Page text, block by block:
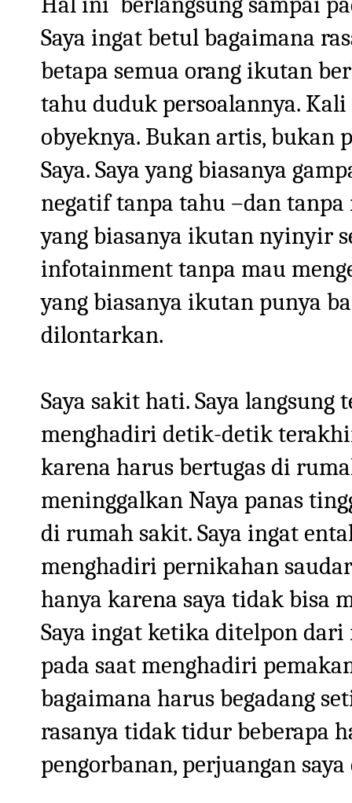
Saya ingat betul bagaimana
betapa semua orang ikutan
tahu duduk persoalannya.
obyeknya. Bukan artis, bukan
Saya. Saya yang biasanya
negatif tanpa tahu –dan tanpa
yang biasanya ikutan nyinyir
infotainment tanpa mau
yang biasanya ikutan punya
dilontarkan.
Saya sakit hati. Saya
menghadiri detik-detik
karena harus bertugas di
meninggalkan Naya panas
di rumah sakit. Saya ingat
menghadiri pernikahan
hanya karena saya tidak bisa
Saya ingat ketika ditelpon
pada saat menghadiri
bagaimana harus begadang
rasanya tidak tidur beberapa
pengorbanan, perjuangan